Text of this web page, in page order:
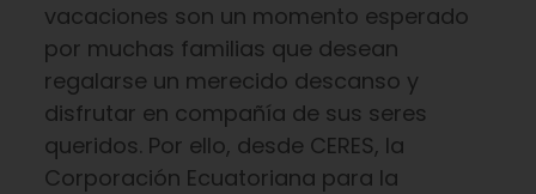
vacaciones son un momento esperado
por muchas familias que desean
regalarse un merecido descanso y
disfrutar en compañía de sus seres
queridos. Por ello, desde CERES, la
Corporación Ecuatoriana para la